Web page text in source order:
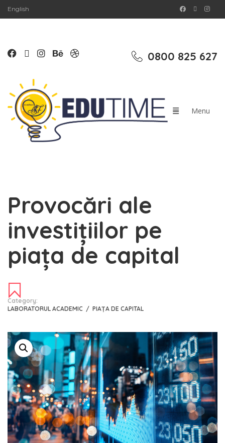
English
0800 825 627
Provocări ale
investițiilor pe
piața de capital
Category:
LABORATORUL ACADEMIC / PIAȚA DE CAPITAL